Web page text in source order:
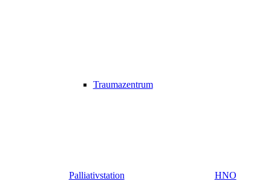
Traumazentrum
Palliativstation HNO